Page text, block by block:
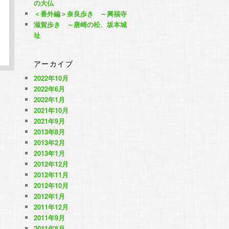
の大仏
＜番外編＞奈良歩き ～興福寺
滋賀歩き ～唐崎の松、坂本城
址
アーカイブ
2022年10月
2022年6月
2022年1月
2021年10月
2021年9月
2013年8月
2013年2月
2013年1月
2012年12月
2012年11月
2012年10月
2012年1月
2011年12月
2011年9月